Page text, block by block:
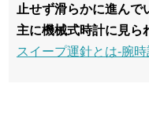
止せず滑らかに進んで
主に機械式時計に見ら
スイープ運針とは-腕